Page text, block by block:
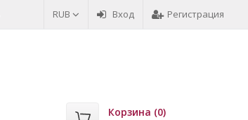
RUB Вход Регистрация
Корзина (0)